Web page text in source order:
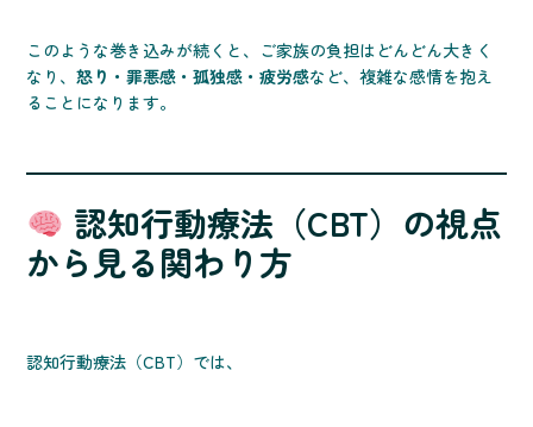
このような巻き込みが続くと、ご家族の負担はどんどん大きく
なり、怒り・罪悪感・孤独感・疲労感など、複雑な感情を抱え
ることになります。
認知行動療法（CBT）の視点
から見る関わり方
認知行動療法（CBT）では、